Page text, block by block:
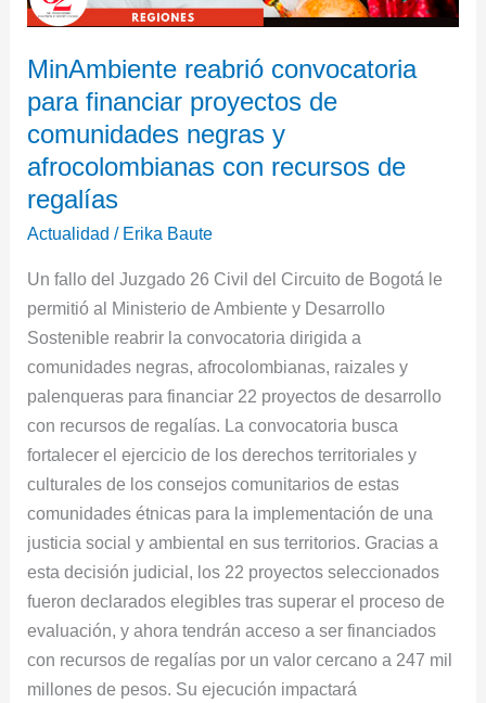
MinAmbiente reabrió convocatoria
para financiar proyectos de
comunidades negras y
afrocolombianas con recursos de
regalías
Actualidad / Erika Baute
Un fallo del Juzgado 26 Civil del Circuito de Bogotá le
permitió al Ministerio de Ambiente y Desarrollo
Sostenible reabrir la convocatoria dirigida a
comunidades negras, afrocolombianas, raizales y
palenqueras para financiar 22 proyectos de desarrollo
con recursos de regalías. La convocatoria busca
fortalecer el ejercicio de los derechos territoriales y
culturales de los consejos comunitarios de estas
comunidades étnicas para la implementación de una
justicia social y ambiental en sus territorios. Gracias a
esta decisión judicial, los 22 proyectos seleccionados
fueron declarados elegibles tras superar el proceso de
evaluación, y ahora tendrán acceso a ser financiados
con recursos de regalías por un valor cercano a 247 mil
millones de pesos. Su ejecución impactará
recursos
de
regalías